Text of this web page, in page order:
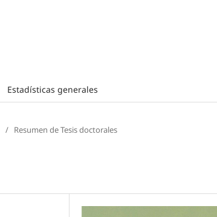
Estadísticas generales
/ Resumen de Tesis doctorales